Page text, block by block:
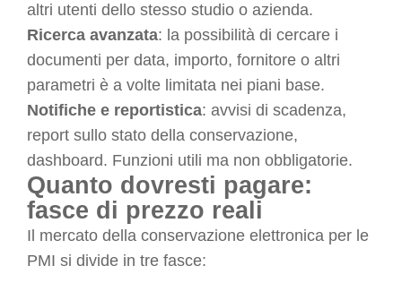
altri utenti dello stesso studio o azienda.
Ricerca avanzata: la possibilità di cercare i
documenti per data, importo, fornitore o altri
parametri è a volte limitata nei piani base.
Notifiche e reportistica: avvisi di scadenza,
report sullo stato della conservazione,
dashboard. Funzioni utili ma non obbligatorie.
Quanto dovresti pagare:
fasce di prezzo reali
Il mercato della conservazione elettronica per le
PMI si divide in tre fasce: